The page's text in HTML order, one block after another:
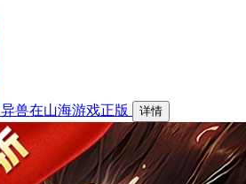
异兽在山海游戏正版 详情